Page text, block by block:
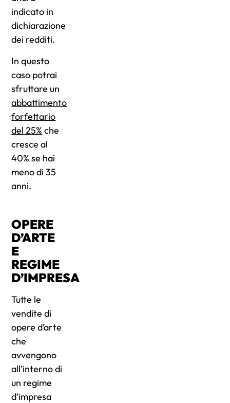
indicato in
dichiarazione
dei redditi.
In questo
caso potrai
sfruttare un
abbattimento
forfettario
del 25% che
cresce al
40% se hai
meno di 35
anni.
OPERE
D’ARTE
E
REGIME
D’IMPRESA
Tutte le
vendite di
opere d’arte
che
avvengono
all’interno di
un regime
d’impresa